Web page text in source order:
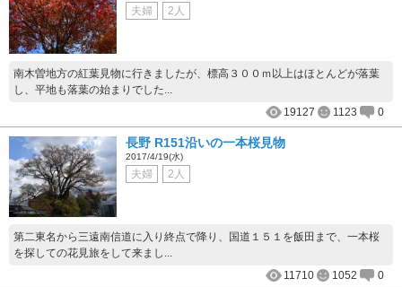
夫婦 2人
南木曽地方の紅葉見物に行きましたが、標高３００ｍ以上はほとんどが落葉
し、平地も落葉の始まりでした...
19127
1123 0
長野 R151沿いの一本桜見物
2017/4/19(水)
夫婦 2人
第二東名から三遠南信道に入り終点で降り、国道１５１を飯田まで、一本桜
を探しての花見旅をして来まし...
11710
1052 0